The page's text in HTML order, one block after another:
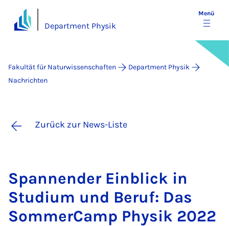
Department Physik
Menü
Fakultät für Naturwissenschaften
Department Physik
Nachrichten
Zurück zur News-Liste
Span­nen­der Ein­blick in
Stu­di­um und Be­ruf: Das
Som­mer­Camp Phy­sik 2022